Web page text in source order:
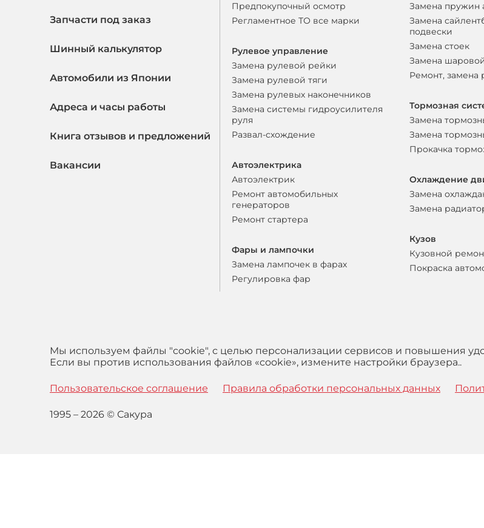
Запчасти под заказ
Шинный калькулятор
Автомобили из Японии
Адреса и часы работы
Книга отзывов и предложений
Вакансии
Предпокупочный осмотр
Регламентное ТО все марки
Рулевое управление
Замена рулевой рейки
Замена рулевой тяги
Замена рулевых наконечников
Замена системы гидроусилителя
руля
Развал-схождение
Автоэлектрика
Автоэлектрик
Ремонт автомобильных
генераторов
Ремонт стартера
Фары и лампочки
Замена лампочек в фарах
Регулировка фар
Замена пружин
Замена
подвески
Замена стоек
Замена
Ремонт, замена
Тормозная
Замена
Замена
Прокачка
Охлаждение
Замена
Замена
Кузов
Кузовной
Покраска
Мы используем файлы "cookie", с целью персонализации сервисов и повышения
Если вы против использования файлов «cookie», измените настройки браузера..
Пользовательское соглашение Правила обработки персональных данных
1995 – 2026 © Сакура